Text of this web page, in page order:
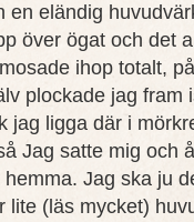
en eländig
över ögat och det
ihop totalt,
plockade jag fram
jag ligga där i
Jag satte mig och
Jag ska ju
lite (läs mycket)